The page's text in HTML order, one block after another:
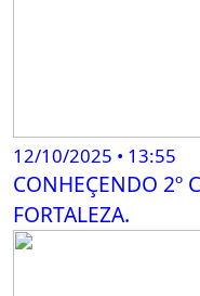
12/10/2025 • 13:55
CONHEÇENDO 2º
FORTALEZA.